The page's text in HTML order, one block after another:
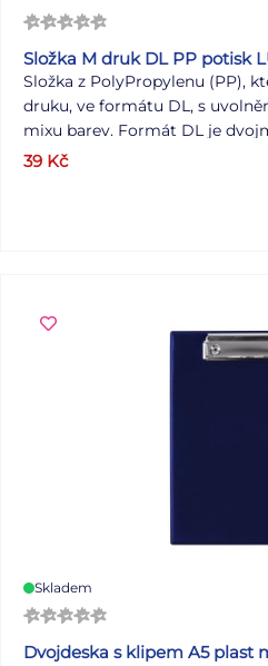
Složka M druk DL PP potisk
Složka z PolyPropylenu (PP),
druku, ve formátu DL, s
mixu barev. Formát DL je
Složka slouží jako pomocník
dokumentů, takže je budete
39 Kč
Skladem
Dvojdeska s klipem A5 plast